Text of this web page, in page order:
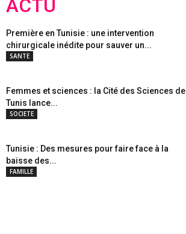
ACTU
Première en Tunisie : une intervention
chirurgicale inédite pour sauver un...
SANTE
Femmes et sciences : la Cité des Sciences de
Tunis lance...
SOCIETE
Tunisie : Des mesures pour faire face à la
baisse des...
FAMILLE